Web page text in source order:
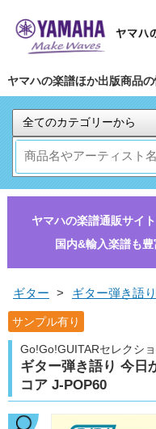
ヤマハの楽譜ほか出版商品の
ヤマハの楽譜通販サイト
国内&輸入楽譜も豊
ギター > ギター弾き語
サンプル有り
Go!Go!GUITARセレクシ
ギター弾き語り 今日
コア J-POP60